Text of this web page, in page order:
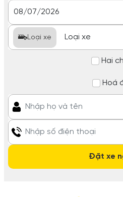
Loại xe
Hai
Hoá